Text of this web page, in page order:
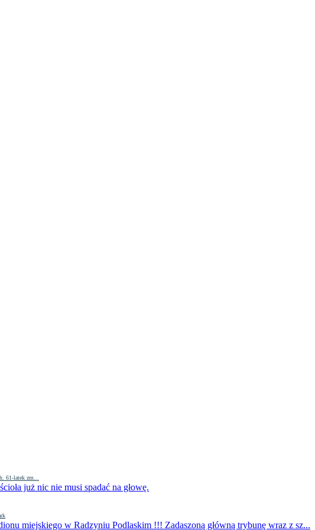
61-latek zm...
już nic nie musi spadać na głowę.
miejskiego w Radzyniu Podlaskim !!! Zadaszoną główną trybunę wraz z sz...